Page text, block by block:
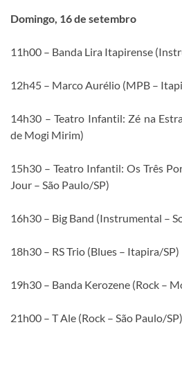
Domingo, 16 de setembro
11h00 – Banda Lira Itapirense
12h45 – Marco Aurélio (MPB –
14h30 – Teatro Infantil: Zé na
de Mogi Mirim)
15h30 – Teatro Infantil: Os Três
Jour – São Paulo/SP)
16h30 – Big Band (Instrumental –
18h30 – RS Trio (Blues – Itapira/SP)
19h30 – Banda Kerozene (Rock –
21h00 – T Ale (Rock – São Paulo/SP)